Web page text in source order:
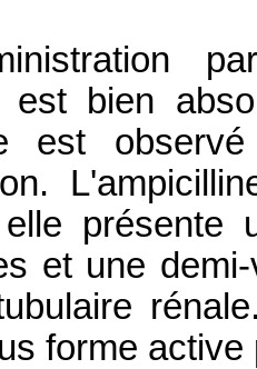
est bien
est
présente
et une
forme active